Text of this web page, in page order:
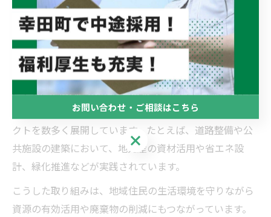
建設業界が手掛けるサステナブル実例の紹介
建設業界では、環境への負荷を抑えながらも地域社会に
貢献するサステナブルな取り組みが加速しています。特
に愛知県額田郡幸田町や愛知郡東郷町では、地域密着型
の建設会社が独自の工夫を凝らし、持続可能なプロジェ
クトを数多く展開しています。たとえば、道路整備や公
共施設の建築において、地元産の資材活用や省エネ設
計、緑化推進などが実践されています。
こうした取り組みは、地域住民の生活環境を守りながら
資源の有効活用や廃棄物の削減にもつながっています。
お問い合わせ・ご相談はこちら
お問い合わせ・ご相談はこちら